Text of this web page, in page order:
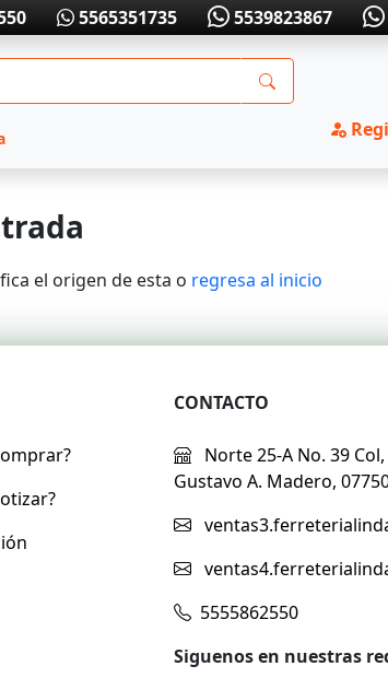
5565351735 5539823867
el origen de esta o regresa al inicio
CONTACTO
Norte 25-A No. 39
Gustavo A. Madero,
5555862550
Siguenos en nuestras